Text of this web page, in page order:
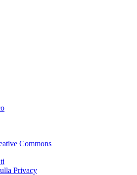
Commons
Privacy